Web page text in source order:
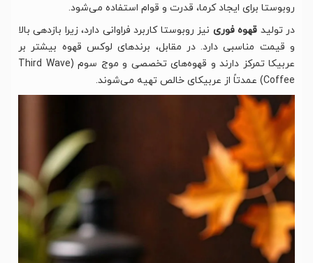
روبوستا برای ایجاد کرما، قدرت و قوام استفاده می‌شود.
در تولید قهوه فوری نیز روبوستا کاربرد فراوانی دارد، زیرا بازدهی بالا
و قیمت مناسبی دارد. در مقابل، برندهای لوکس قهوه بیشتر بر
عربیکا تمرکز دارند و قهوه‌های تخصصی و موج سوم (Third Wave
Coffee) عمدتاً از عربیکای خالص تهیه می‌شوند.